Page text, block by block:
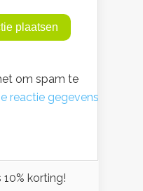
om spam te
reactie gegevens
korting!